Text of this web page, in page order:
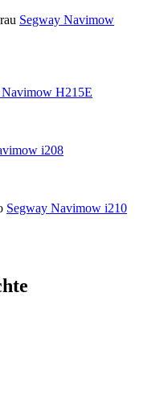
Segway Navimow
Navimow H215E
i208
Segway Navimow i210